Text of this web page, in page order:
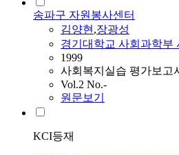
송파구 자원봉사센터
김양현,장광성
경기대학교 사회과학부
1999
사회복지실습 평가보고
Vol.2 No.-
원문보기
KCI등재